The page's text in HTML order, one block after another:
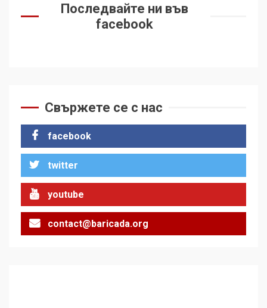
Последвайте ни във
facebook
Свържете се с нас
facebook
twitter
youtube
contact@baricada.org